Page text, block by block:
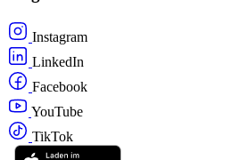
Instagram
LinkedIn
Facebook
YouTube
TikTok